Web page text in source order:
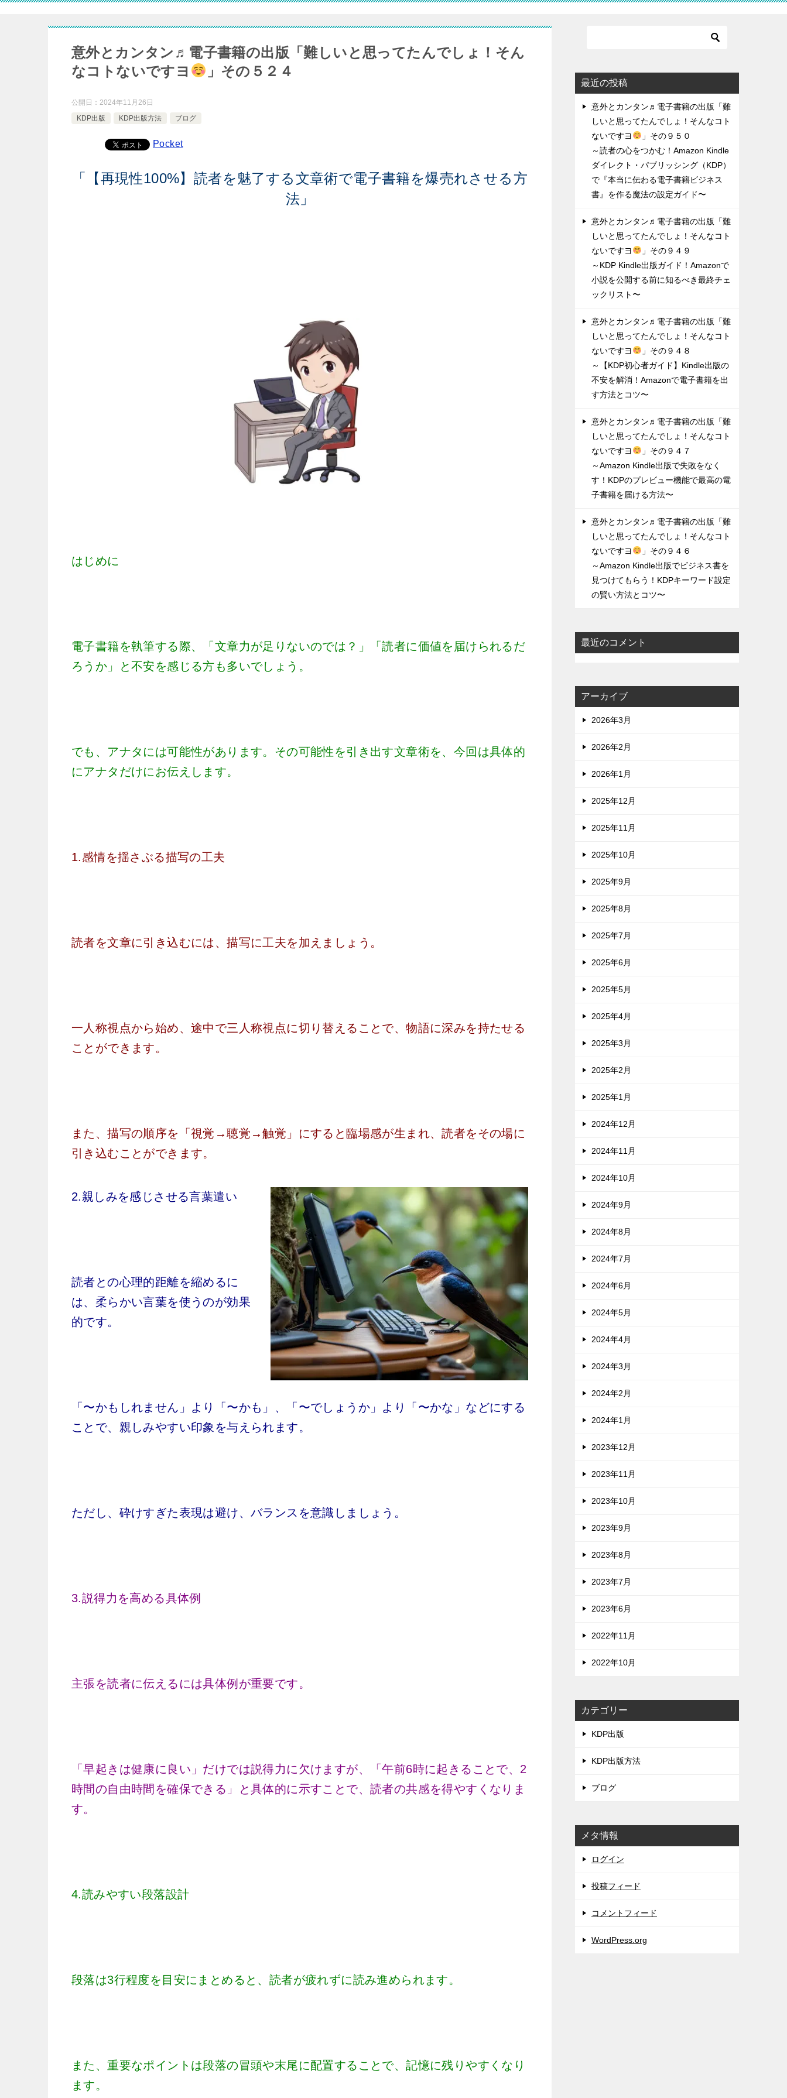
意外とカンタン♬電子書籍の出版「難しいと思ってたんでしょ！そん
なコトないですヨ
」その５２４
公開日： 2024年11月26日
KDP出版
KDP出版方法 ブログ
Pocket
「【再現性100%】読者を魅了する文章術で電子書籍を爆売れさせる方
法」
はじめに
電子書籍を執筆する際、「文章力が足りないのでは？」「読者に価値を届けられるだ
ろうか」と不安を感じる方も多いでしょう。
でも、アナタには可能性があります。その可能性を引き出す文章術を、今回は具体的
にアナタだけにお伝えします。
1.感情を揺さぶる描写の工夫
読者を文章に引き込むには、描写に工夫を加えましょう。
一人称視点から始め、途中で三人称視点に切り替えることで、物語に深みを持たせる
ことができます。
また、描写の順序を「視覚→聴覚→触覚」にすると臨場感が生まれ、読者をその場に
引き込むことができます。
2.親しみを感じさせる言葉遣い
読者との心理的距離を縮めるに
は、柔らかい言葉を使うのが効果
的です。
「〜かもしれません」より「〜かも」、「〜でしょうか」より「〜かな」などにする
ことで、親しみやすい印象を与えられます。
ただし、砕けすぎた表現は避け、バランスを意識しましょう。
3.説得力を高める具体例
主張を読者に伝えるには具体例が重要です。
「早起きは健康に良い」だけでは説得力に欠けますが、「午前6時に起きることで、2
時間の自由時間を確保できる」と具体的に示すことで、読者の共感を得やすくなりま
す。
4.読みやすい段落設計
段落は3行程度を目安にまとめると、読者が疲れずに読み進められます。
また、重要なポイントは段落の冒頭や末尾に配置することで、記憶に残りやすくなり
ます。
最近の投稿
意外とカンタン♬電子書籍の出版「難
しいと思ってたんでしょ！そんなコト
ないですヨ
」その９５０
～読者の心をつかむ！Amazon Kindle
ダイレクト・パブリッシング（KDP）
で『本当に伝わる電子書籍ビジネス
書』を作る魔法の設定ガイド〜
意外とカンタン♬電子書籍の出版「難
しいと思ってたんでしょ！そんなコト
ないですヨ
」その９４９
～KDP Kindle出版ガイド！Amazonで
小説を公開する前に知るべき最終チェ
ックリスト〜
意外とカンタン♬電子書籍の出版「難
しいと思ってたんでしょ！そんなコト
ないですヨ
」その９４８
～【KDP初心者ガイド】Kindle出版の
不安を解消！Amazonで電子書籍を出
す方法とコツ〜
意外とカンタン♬電子書籍の出版「難
しいと思ってたんでしょ！そんなコト
ないですヨ
」その９４７
～Amazon Kindle出版で失敗をなく
す！KDPのプレビュー機能で最高の電
子書籍を届ける方法〜
意外とカンタン♬電子書籍の出版「難
しいと思ってたんでしょ！そんなコト
ないですヨ
」その９４６
～Amazon Kindle出版でビジネス書を
見つけてもらう！KDPキーワード設定
の賢い方法とコツ〜
最近のコメント
アーカイブ
2026年3月
2026年2月
2026年1月
2025年12月
2025年11月
2025年10月
2025年9月
2025年8月
2025年7月
2025年6月
2025年5月
2025年4月
2025年3月
2025年2月
2025年1月
2024年12月
2024年11月
2024年10月
2024年9月
2024年8月
2024年7月
2024年6月
2024年5月
2024年4月
2024年3月
2024年2月
2024年1月
2023年12月
2023年11月
2023年10月
2023年9月
2023年8月
2023年7月
2023年6月
2022年11月
2022年10月
カテゴリー
KDP出版
KDP出版方法
ブログ
メタ情報
ログイン
投稿フィード
コメントフィード
WordPress.org